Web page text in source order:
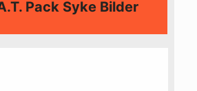
Pack Syke Bilder